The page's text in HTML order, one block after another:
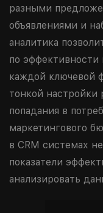
разными
объявлениями и
аналитика
по эффективности
каждой ключевой
тонкой настройки
попадания в
маркетингового
в CRM системах
показатели
анализировать